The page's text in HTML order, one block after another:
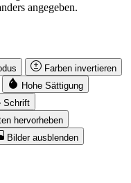
angegeben.
Farben invertieren
Hohe Sättigung
Schrift
hervorheben
Bilder ausblenden